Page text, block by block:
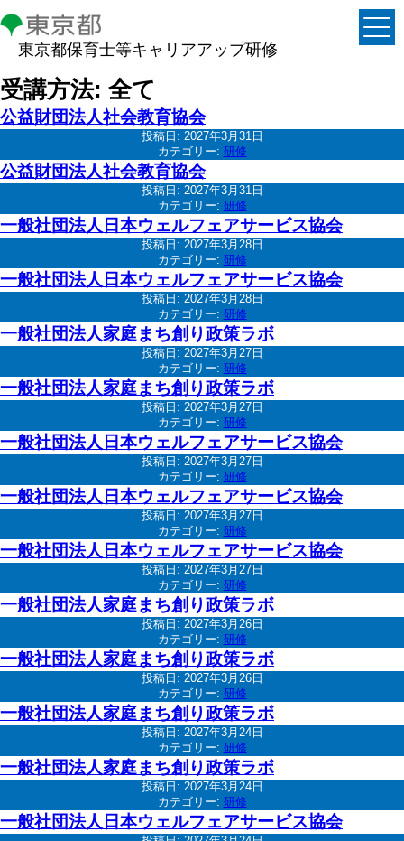
東京都保育士等キャリアアップ研修
受講方法: 全て
公益財団法人社会教育協会
投稿日: 2027年3月31日
カテゴリー: 研修
公益財団法人社会教育協会
投稿日: 2027年3月31日
カテゴリー: 研修
一般社団法人日本ウェルフェアサービス協会
投稿日: 2027年3月28日
カテゴリー: 研修
一般社団法人日本ウェルフェアサービス協会
投稿日: 2027年3月28日
カテゴリー: 研修
一般社団法人家庭まち創り政策ラボ
投稿日: 2027年3月27日
カテゴリー: 研修
一般社団法人家庭まち創り政策ラボ
投稿日: 2027年3月27日
カテゴリー: 研修
一般社団法人日本ウェルフェアサービス協会
投稿日: 2027年3月27日
カテゴリー: 研修
一般社団法人日本ウェルフェアサービス協会
投稿日: 2027年3月27日
カテゴリー: 研修
一般社団法人日本ウェルフェアサービス協会
投稿日: 2027年3月27日
カテゴリー: 研修
一般社団法人家庭まち創り政策ラボ
投稿日: 2027年3月26日
カテゴリー: 研修
一般社団法人家庭まち創り政策ラボ
投稿日: 2027年3月26日
カテゴリー: 研修
一般社団法人家庭まち創り政策ラボ
投稿日: 2027年3月24日
カテゴリー: 研修
一般社団法人家庭まち創り政策ラボ
投稿日: 2027年3月24日
カテゴリー: 研修
一般社団法人日本ウェルフェアサービス協会